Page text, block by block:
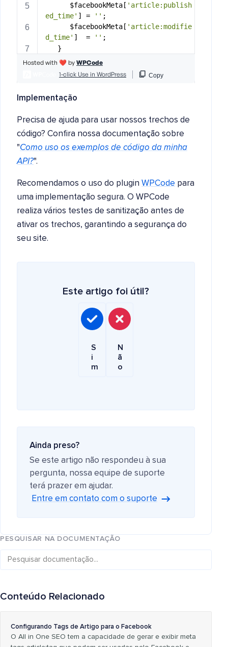
Implementação
Precisa de ajuda para usar nossos trechos de
código? Confira nossa documentação sobre
"Como uso os exemplos de código da minha
API?".
Recomendamos o uso do plugin WPCode para
uma implementação segura. O WPCode
realiza vários testes de sanitização antes de
ativar os trechos, garantindo a segurança do
seu site.
Este artigo foi útil?
S
i
m
N
ã
o
Ainda preso?
Se este artigo não respondeu à sua
pergunta, nossa equipe de suporte
terá prazer em ajudar.
Entre em contato com o suporte
PESQUISAR NA DOCUMENTAÇÃO
Conteúdo Relacionado
Configurando Tags de Artigo para o Facebook
O All in One SEO tem a capacidade de gerar e exibir meta